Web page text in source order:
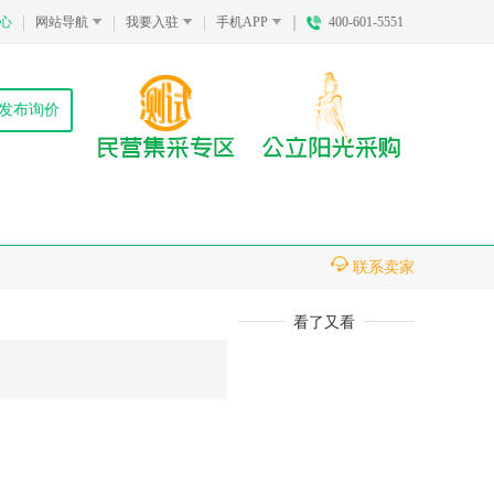
网站导航 我要入驻 手机APP 400-601-5551
布询价
联系卖家
看了又看